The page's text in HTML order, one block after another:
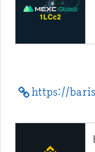
https://